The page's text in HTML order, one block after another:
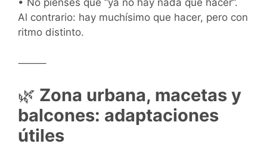
• No pienses que “ya no hay nada que hacer”.
Al contrario: hay muchísimo que hacer, pero con
ritmo distinto.
⸻
🌿 Zona urbana, macetas y
balcones: adaptaciones
útiles